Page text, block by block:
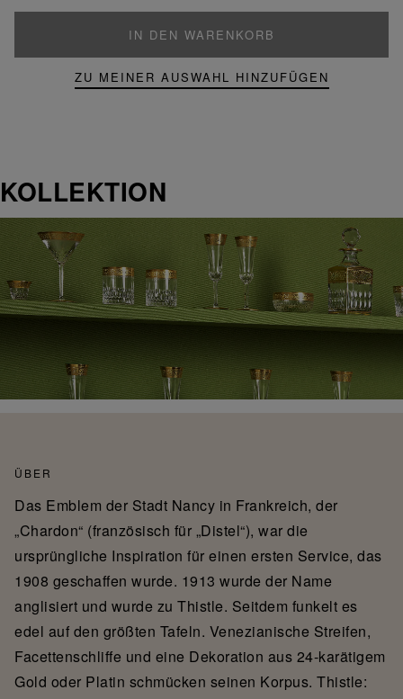
IN DEN WARENKORB
ZU MEINER AUSWAHL HINZUFÜGEN
KOLLEKTION
ÜBER
Das Emblem der Stadt Nancy in Frankreich, der
„Chardon“ (französisch für „Distel“), war die
ursprüngliche Inspiration für einen ersten Service, das
1908 geschaffen wurde. 1913 wurde der Name
anglisiert und wurde zu Thistle. Seitdem funkelt es
edel auf den größten Tafeln. Venezianische Streifen,
Facettenschliffe und eine Dekoration aus 24-karätigem
Gold oder Platin schmücken seinen Korpus. Thistle: